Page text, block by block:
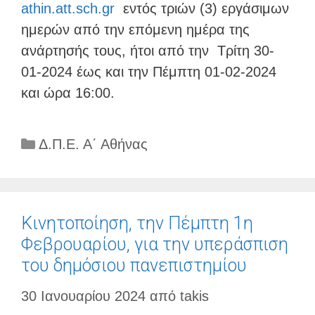
athin.att.sch.gr εντός τριών (3) εργάσιμων
ημερών από την επόμενη ημέρα της
ανάρτησής τους, ήτοι από την Τρίτη 30-
01-2024 έως και την Πέμπτη 01-02-2024
και ώρα 16:00.
Κατηγορίες
Δ.Π.Ε. Α΄ Αθήνας
Κινητοποίηση, την Πέμπτη 1η
Φεβρουαρίου, για την υπεράσπιση
του δημόσιου πανεπιστημίου
30 Ιανουαρίου 2024 από takis